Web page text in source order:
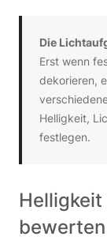
Die
Erst wenn
dekorieren,
Helligkeit,
festlegen.
bewerten